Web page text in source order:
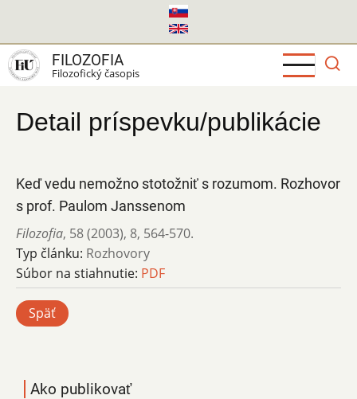
hlavný
obsah
FILOZOFIA
Filozofický časopis
Detail príspevku/publikácie
Keď vedu nemožno stotožniť s rozumom. Rozhovor
s prof. Paulom Janssenom
Filozofia, 58 (2003), 8, 564-570.
Typ článku: Rozhovory
Súbor na stiahnutie: PDF
Späť
Ako publikovať